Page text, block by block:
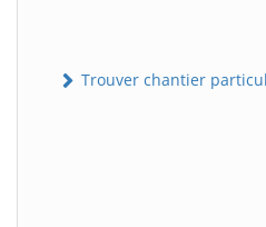
Trouver chantier